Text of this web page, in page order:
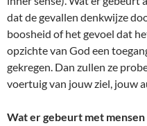
dat de gevallen denkwijze
boosheid of het gevoel dat
opzichte van God een
gekregen. Dan zullen ze
voertuig van jouw ziel, jouw
Wat er gebeurt met